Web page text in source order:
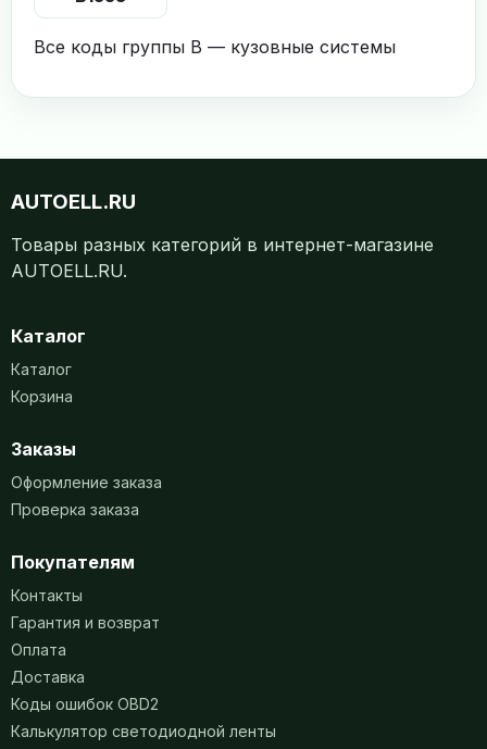
Все коды группы B — кузовные системы
AUTOELL.RU
Товары разных категорий в интернет-магазине
AUTOELL.RU.
Каталог
Каталог
Корзина
Заказы
Оформление заказа
Проверка заказа
Покупателям
Контакты
Гарантия и возврат
Оплата
Доставка
Коды ошибок OBD2
Калькулятор светодиодной ленты